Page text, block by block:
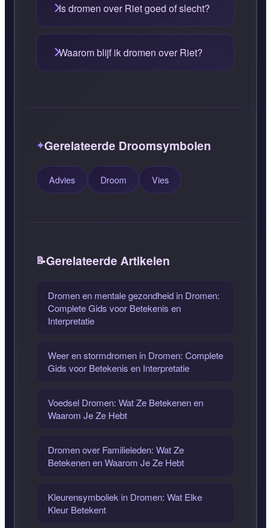
Is dromen over Riet goed of slecht?
Waarom blijf ik dromen over Riet?
Gerelateerde Droomsymbolen
Advies Droom Vies
Gerelateerde Artikelen
Dromen en mentale gezondheid in Dromen:
Complete Gids voor Betekenis en
Interpretatie
Weer en stormdromen in Dromen: Complete
Gids voor Betekenis en Interpretatie
Voedsel Dromen: Wat Ze Betekenen en
Waarom Je Ze Hebt
Dromen over Familieleden: Wat Ze
Betekenen en Waarom Je Ze Hebt
Kleurensymboliek in Dromen: Wat Elke
Kleur Betekent